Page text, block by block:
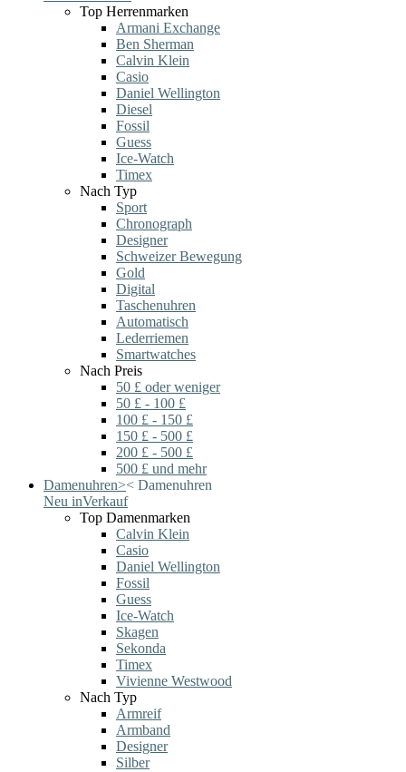
Top Herrenmarken
Armani Exchange
Ben Sherman
Calvin Klein
Casio
Daniel Wellington
Diesel
Fossil
Guess
Ice-Watch
Timex
Nach Typ
Sport
Chronograph
Designer
Schweizer Bewegung
Gold
Digital
Taschenuhren
Automatisch
Lederriemen
Smartwatches
Nach Preis
50 £ oder weniger
50 £ - 100 £
100 £ - 150 £
150 £ - 500 £
200 £ - 500 £
500 £ und mehr
Damenuhren>< Damenuhren
Neu inVerkauf
Top Damenmarken
Calvin Klein
Casio
Daniel Wellington
Fossil
Guess
Ice-Watch
Skagen
Sekonda
Timex
Vivienne Westwood
Nach Typ
Armreif
Armband
Designer
Silber